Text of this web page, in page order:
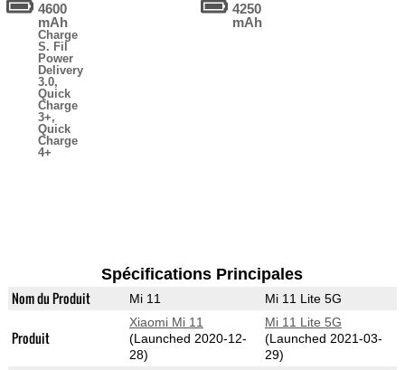
4600
mAh
Charge
S. Fil
Power
Delivery
3.0,
Quick
Charge
3+,
Quick
Charge
4+
4250
mAh
Spécifications Principales
Nom du Produit Mi 11 Mi 11 Lite 5G
Produit
Xiaomi Mi 11
(Launched 2020-12-
28)
Mi 11 Lite 5G
(Launched 2021-03-
29)